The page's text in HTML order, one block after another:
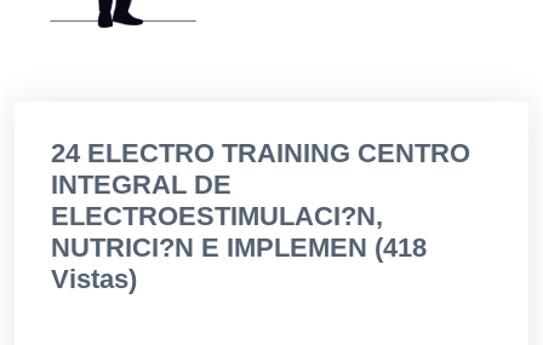
24 ELECTRO TRAINING CENTRO
INTEGRAL DE
ELECTROESTIMULACI?N,
NUTRICI?N E IMPLEMEN (418
Vistas)